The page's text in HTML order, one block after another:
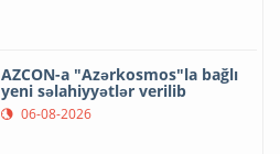
AZCON-a "Azərkosmos"la bağlı
yeni səlahiyyətlər verilib
06-08-2026